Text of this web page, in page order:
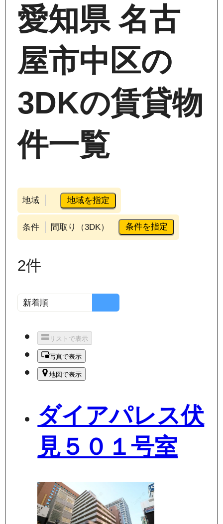
愛知県 名古
屋市中区の
3DKの賃貸物
件一覧
地域 地域を指定
条件 間取り（3DK） 条件を指定
2件
リストで表示
写真で表示
地図で表示
ダイアパレス伏
見５０１号室